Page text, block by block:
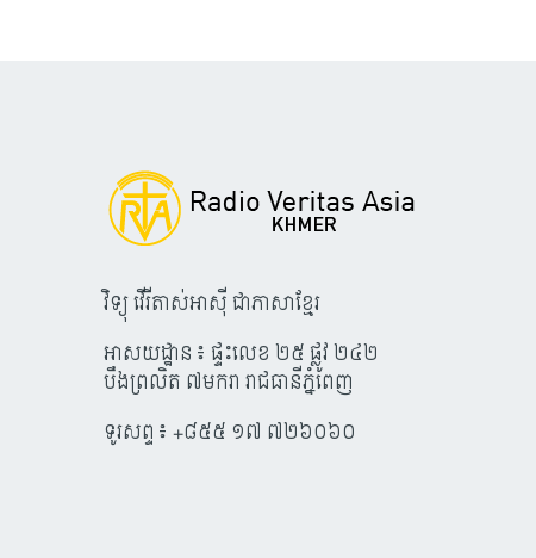
វិទ្យុ វើរីតាស់អាស៊ី ជាភាសាខ្មែរ
អាសយដ្ឋាន៖ ផ្ទះលេខ ២៥ ផ្លូវ ២៤២
បឹងព្រលិត ៧មករា រាជធានីភ្នំពេញ
ទូរសព្ទ៖ +៨៥៥ ១៧ ៧២៦០៦០